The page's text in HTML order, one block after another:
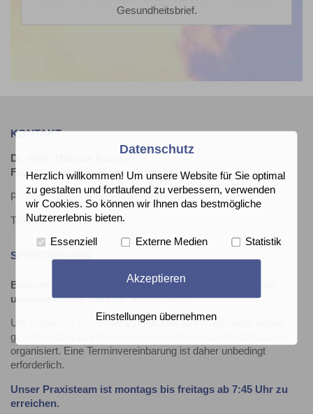
Gesundheitsbrief.
KONTAKT
Dr. med. Thomas Rudnik
Facharzt für Hals-Nasen-Ohrenheilkunde
Prümer Wall 8 | 53359 Rheinbach
Telefon: +49 (2226) 33 02
SPRECHZEITEN
Bitte vereinbaren Sie Ihre Termine mit uns. Nutzen Sie
unserenOnline-Service. Vielen Dank!
Um möglichst kurze Wartezeiten und einen optimalen Ablauf
gewährleisten zu können, ist unsere Praxis als Bestellpraxis
organisiert. Eine Terminvereinbarung ist daher unbedingt
erforderlich.
Unser Praxisteam ist montags bis freitags ab 7:45 Uhr zu
erreichen.
Datenschutz
Herzlich willkommen! Um unsere Website für Sie optimal
zu gestalten und fortlaufend zu verbessern, verwenden
wir Cookies. So können wir Ihnen das bestmögliche
Nutzererlebnis bieten.
Essenziell Externe Medien Statistik
Akzeptieren
Einstellungen übernehmen